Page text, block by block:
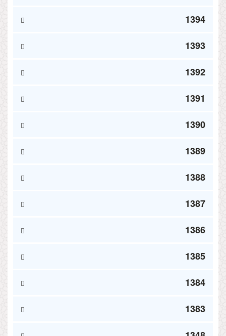
1394
1393
1392
1391
1390
1389
1388
1387
1386
1385
1384
1383